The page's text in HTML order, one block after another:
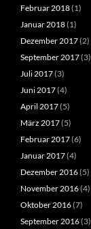
Februar 2018(1)
Januar 2018(1)
Dezember 2017(2)
September 2017(3)
Juli 2017(3)
Juni 2017(4)
April 2017(5)
März 2017(5)
Februar 2017(6)
Januar 2017(4)
Dezember 2016(5)
November 2016(4)
Oktober 2016(7)
September 2016(3)